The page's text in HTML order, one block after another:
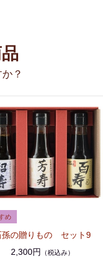
？
孫の贈りもの セット9
2,300円
（税込み）